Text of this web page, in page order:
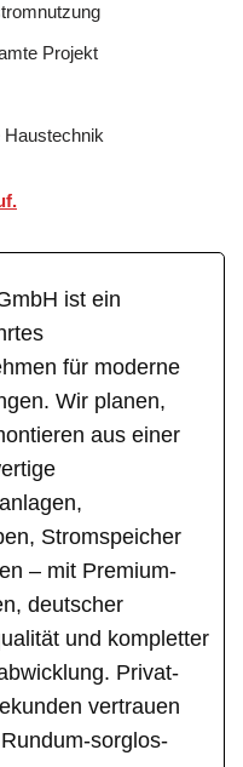
Projekt
Haustechnik
ist ein
für moderne
Wir planen,
aus einer
Stromspeicher
– mit Premium-
deutscher
und kompletter
Privat-
vertrauen
sorglos-